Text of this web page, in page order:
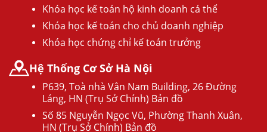
Khóa học kế toán hộ kinh doanh cá thể
Khóa học kế toán cho chủ doanh nghiệp
Khóa học chứng chỉ kế toán trưởng
Hệ Thống Cơ Sở Hà Nội
P639, Toà nhà Vân Nam Building, 26 Đường
Láng, HN (Trụ Sở Chính) Bản đồ
Số 85 Nguyễn Ngọc Vũ, Phường Thanh Xuân,
HN (Trụ Sở Chính) Bản đồ